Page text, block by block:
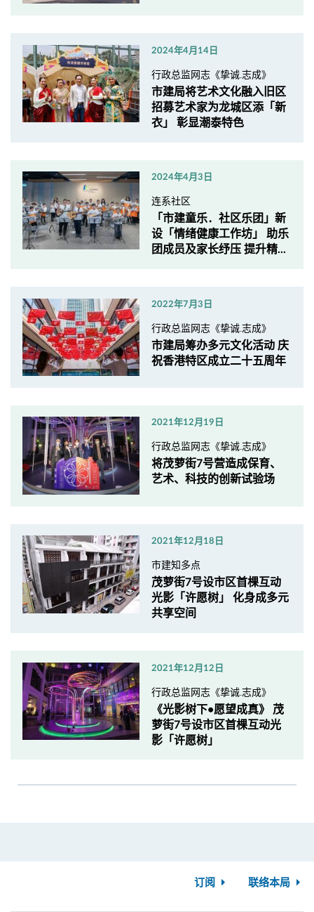
2024年4月14日
行政总监网志《挚诚.志成》
市建局将艺术文化融入旧区
招募艺术家为龙城区添「新
衣」 彰显潮泰特色
2024年4月3日
连系社区
「市建童乐．社区乐团」新
设「情绪健康工作坊」 助乐
团成员及家长纾压 提升精...
2022年7月3日
行政总监网志《挚诚.志成》
市建局筹办多元文化活动 庆
祝香港特区成立二十五周年
2021年12月19日
行政总监网志《挚诚.志成》
将茂萝街7号营造成保育、
艺术、科技的创新试验场
2021年12月18日
市建知多点
茂萝街7号设市区首棵互动
光影「许愿树」 化身成多元
共享空间
2021年12月12日
行政总监网志《挚诚.志成》
《光影树下•愿望成真》 茂
萝街7号设市区首棵互动光
影「许愿树」
订阅 联络本局